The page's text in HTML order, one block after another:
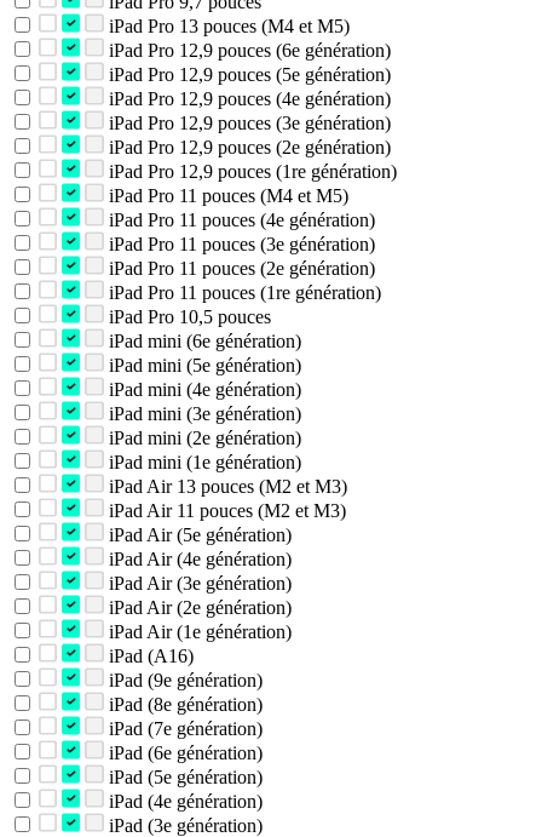
iPad Pro 13 pouces (M4 et M5)
iPad Pro 12,9 pouces (6e génération)
iPad Pro 12,9 pouces (5e génération)
iPad Pro 12,9 pouces (4e génération)
iPad Pro 12,9 pouces (3e génération)
iPad Pro 12,9 pouces (2e génération)
iPad Pro 12,9 pouces (1re génération)
iPad Pro 11 pouces (M4 et M5)
iPad Pro 11 pouces (4e génération)
iPad Pro 11 pouces (3e génération)
iPad Pro 11 pouces (2e génération)
iPad Pro 11 pouces (1re génération)
iPad Pro 10,5 pouces
iPad mini (6e génération)
iPad mini (5e génération)
iPad mini (4e génération)
iPad mini (3e génération)
iPad mini (2e génération)
iPad mini (1e génération)
iPad Air 13 pouces (M2 et M3)
iPad Air 11 pouces (M2 et M3)
iPad Air (5e génération)
iPad Air (4e génération)
iPad Air (3e génération)
iPad Air (2e génération)
iPad Air (1e génération)
iPad (A16)
iPad (9e génération)
iPad (8e génération)
iPad (7e génération)
iPad (6e génération)
iPad (5e génération)
iPad (4e génération)
iPad (3e génération)